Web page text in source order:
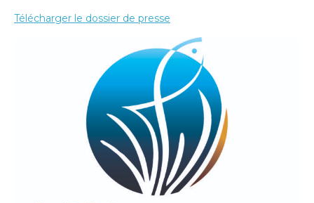
Télécharger le dossier de presse